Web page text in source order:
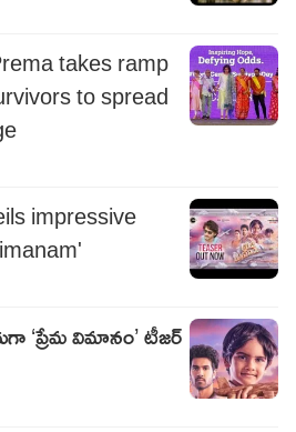
takes ramp
to spread
impressive
‘ప్రేమ విమానం’ టీజర్